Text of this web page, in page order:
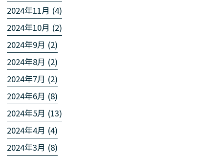
2024年11月 (4)
2024年10月 (2)
2024年9月 (2)
2024年8月 (2)
2024年7月 (2)
2024年6月 (8)
2024年5月 (13)
2024年4月 (4)
2024年3月 (8)